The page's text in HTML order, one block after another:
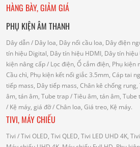
HÀNG BÀY, GIẢM GIÁ
PHỤ KIỆN ÂM THANH
Dây dẫn/ Dây loa, Dây nối cầu loa, Dây điện
tín hiệu Digital, Dây tín hiệu HDMI, Dây tín hiệu
kiện nâng cấp/ Lọc điện, Ổ cắm điện, Phụ kiện
Cầu chì, Phụ kiện kết nối giắc 3.5mm, Cáp tai
tiếp mass, Dây tiếp mass, Chân kê chống
âm, tán âm, Tube trap/ Tiêu âm, tán âm, Tube
/ Kệ máy, giá đỡ/ Chân loa, Giá treo, Kệ máy.
TIVI, MÁY CHIẾU
Tivi / Tivi OLED, Tivi QLED, Tivi LED UHD 4K,